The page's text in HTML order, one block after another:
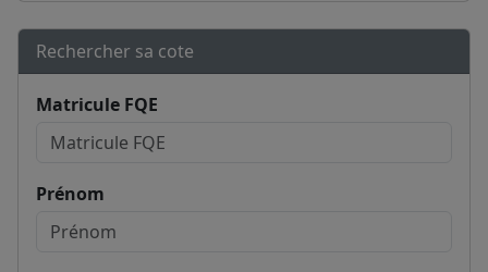
Rechercher sa cote
Matricule FQE
Prénom